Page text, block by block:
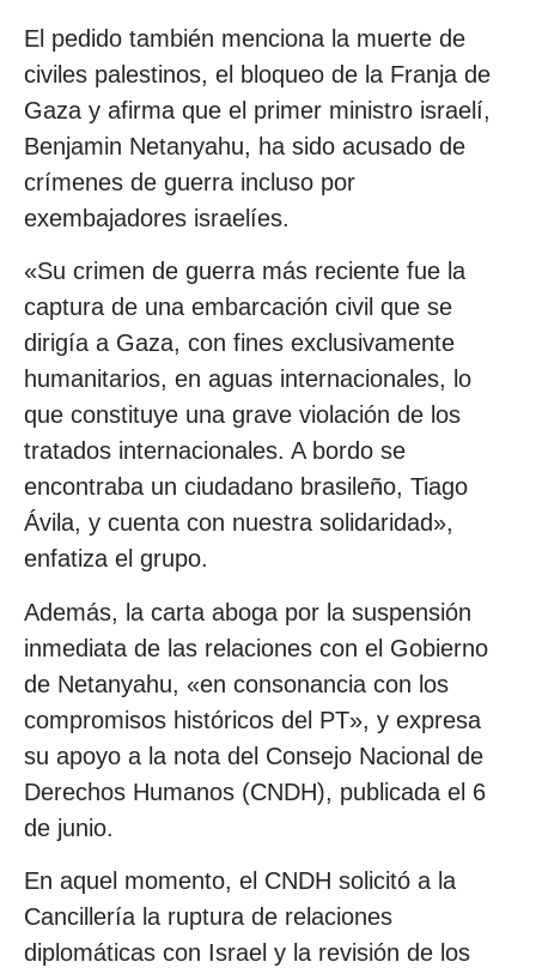
El pedido también menciona la muerte de
civiles palestinos, el bloqueo de la Franja de
Gaza y afirma que el primer ministro israelí,
Benjamin Netanyahu, ha sido acusado de
crímenes de guerra incluso por
exembajadores israelíes.
«Su crimen de guerra más reciente fue la
captura de una embarcación civil que se
dirigía a Gaza, con fines exclusivamente
humanitarios, en aguas internacionales, lo
que constituye una grave violación de los
tratados internacionales. A bordo se
encontraba un ciudadano brasileño, Tiago
Ávila, y cuenta con nuestra solidaridad»,
enfatiza el grupo.
Además, la carta aboga por la suspensión
inmediata de las relaciones con el Gobierno
de Netanyahu, «en consonancia con los
compromisos históricos del PT», y expresa
su apoyo a la nota del Consejo Nacional de
Derechos Humanos (CNDH), publicada el 6
de junio.
En aquel momento, el CNDH solicitó a la
Cancillería la ruptura de relaciones
diplomáticas con Israel y la revisión de los